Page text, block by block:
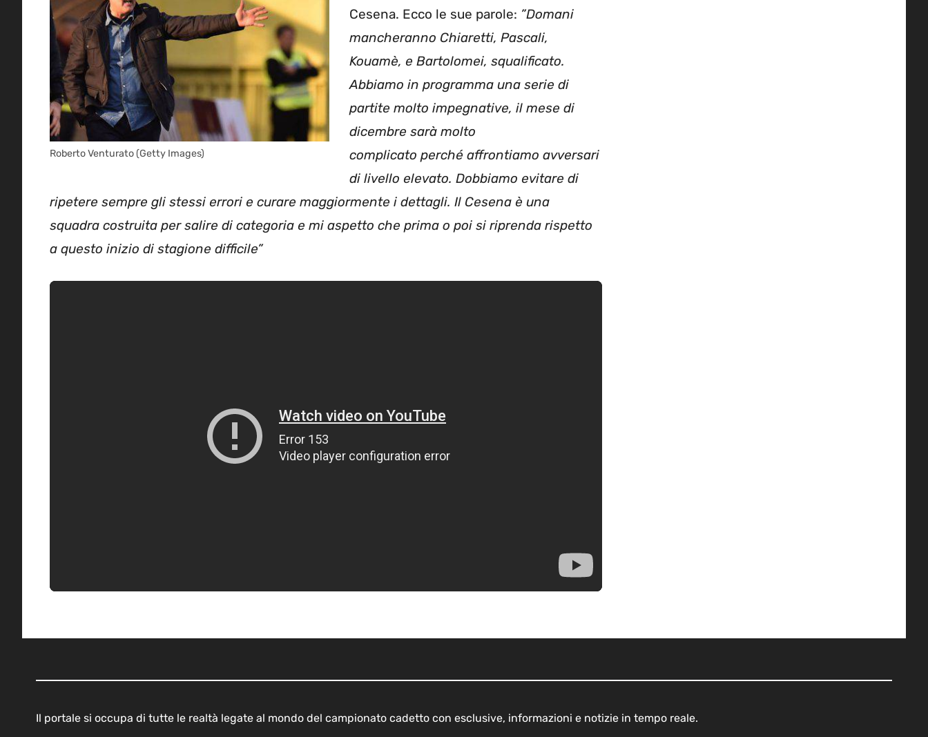
Roberto Venturato (Getty Images)
Cesena. Ecco le sue parole: ”Domani
mancheranno Chiaretti, Pascali,
Kouamè, e Bartolomei, squalificato.
Abbiamo in programma una serie di
partite molto impegnative, il mese di
dicembre sarà molto
complicato perché affrontiamo avversari
di livello elevato. Dobbiamo evitare di
ripetere sempre gli stessi errori e curare maggiormente i dettagli. Il Cesena è una
squadra costruita per salire di categoria e mi aspetto che prima o poi si riprenda rispetto
a questo inizio di stagione difficile”
Il portale si occupa di tutte le realtà legate al mondo del campionato cadetto con esclusive, informazioni e notizie in tempo reale.